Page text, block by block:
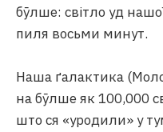
бӯлше: світло уд
пиля восьми минут.
Наша ґалактика
на бӯлше як 100,000
што ся «уродили» у